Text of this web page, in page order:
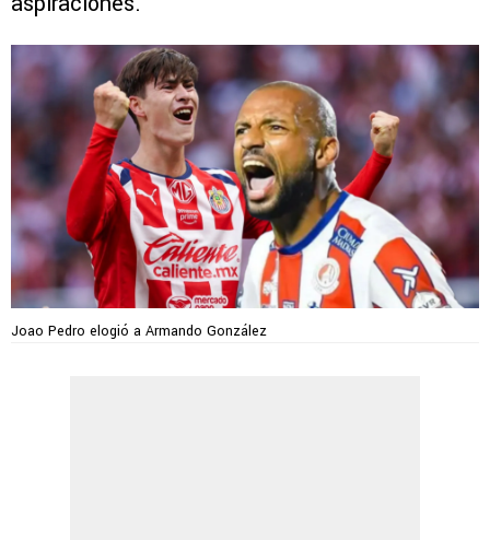
Joao Pedro elogió a Armando González